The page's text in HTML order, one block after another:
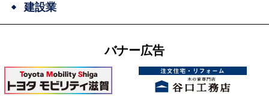
建設業
バナー広告